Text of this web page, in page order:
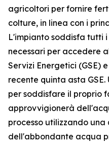
agricoltori per fornire
colture, in linea con i
L'impianto soddisfa tutti
necessari per accedere
Servizi Energetici (GSE)
recente quinta asta
per soddisfare il proprio
approvvigionerà
processo utilizzando
dell'abbondante acqua